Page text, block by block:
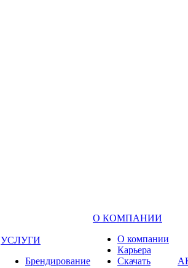
УСЛУГИ
Брендирование
О КОМПАНИИ
О компании
Карьера
Cкачать